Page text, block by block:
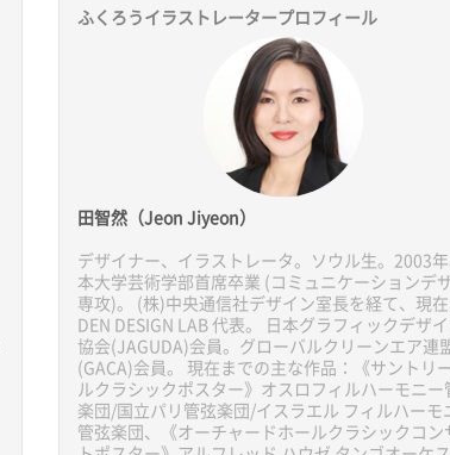
ふくろうイラストレータープロフィール
田智然（Jeon Jiyeon）
デザイナー、イラストレータ。ソウル生。2003
本大学芸術学部首席卒業 (コミュニケーションデ
専攻)。 (株)中央通信社デザイン室長を経て、現在
DEN DESIGN LAB 代表。 日本グラフィックデザ
協会(JAGUDA)会員。グローバルクリーンエア連
(GACA)会員。 現在までの主な作品：《サントリ
ルクラシックポスター》オスロフィルハーモニー
楽団/国立パリ管弦楽団/イスラエル フィルハーモ
管弦楽団、《オーチャードホールクラシックコン